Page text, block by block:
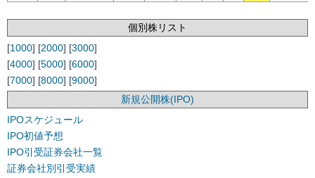
個別株リスト
[1000] [2000] [3000]
[4000] [5000] [6000]
[7000] [8000] [9000]
新規公開株(IPO)
IPOスケジュール
IPO初値予想
IPO引受証券会社一覧
証券会社別引受実績